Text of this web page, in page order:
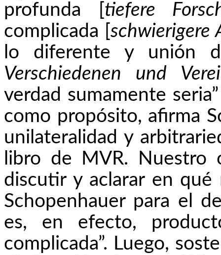
profunda [ tiefere
complicada [ schwierigere
lo diferente y unión
Verschiedenen
und
verdad sumamente
como propósito, afirma
unilateralidad y
libro de MVR. Nuestro
discutir y aclarar en
Schopenhauer para el
es, en efecto,
complicada”. Luego,